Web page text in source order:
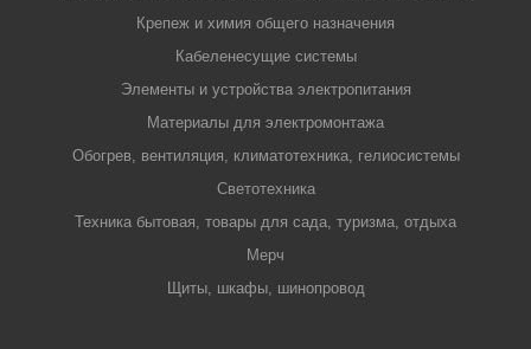
Крепеж и химия общего назначения
Кабеленесущие системы
Элементы и устройства электропитания
Материалы для электромонтажа
Обогрев, вентиляция, климатотехника, гелиосистемы
Светотехника
Техника бытовая, товары для сада, туризма, отдыха
Мерч
Щиты, шкафы, шинопровод